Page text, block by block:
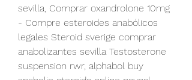
sevilla, Comprar oxandrolone 10mg
- Compre esteroides anabólicos
legales Steroid sverige comprar
anabolizantes sevilla Testosterone
suspension rwr, alphabol buy